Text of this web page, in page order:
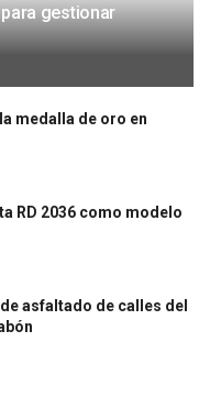
gestionar
medalla de oro en
RD 2036 como modelo
asfaltado de calles del